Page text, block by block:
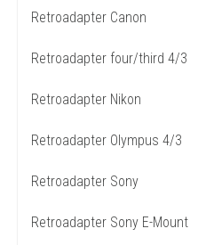
Retroadapter Canon
Retroadapter four/third 4/3
Retroadapter Nikon
Retroadapter Olympus 4/3
Retroadapter Sony
Retroadapter Sony E-Mount